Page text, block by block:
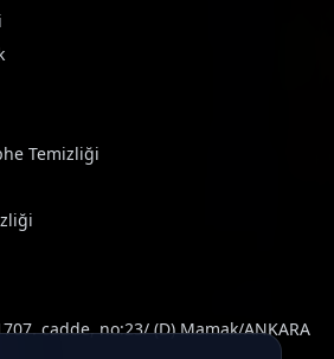
Temizliği
cadde, no:23/ (D) Mamak/ANKARA